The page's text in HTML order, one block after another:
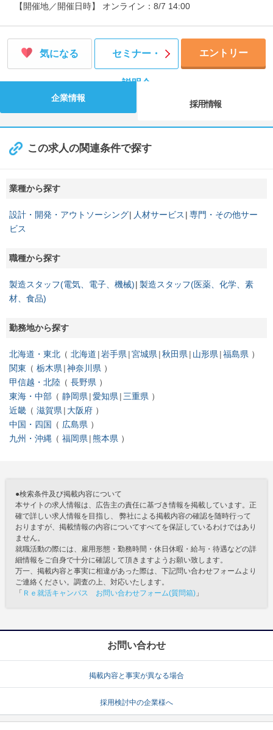
【開催地／開催日時】 オンライン：8/7 14:00
気になる セミナー・
説明会
エントリー
企業情報
採用情報
この求人の関連条件で探す
業種から探す
設計・開発・アウトソーシング 人材サービス
専門・その他サー
ビス
職種から探す
製造スタッフ(電気、電子、機械) 製造スタッフ(医薬、化学、素
材、食品)
勤務地から探す
北海道・東北 北海道 岩手県 宮城県 秋田県 山形県 福島県
関東
栃木県 神奈川県
甲信越・北陸
長野県
東海・中部
静岡県 愛知県
三重県
近畿
滋賀県
大阪府
中国・四国
広島県
九州・沖縄
福岡県 熊本県
●検索条件及び掲載内容について
本サイトの求人情報は、広告主の責任に基づき情報を掲載しています。正
確で詳しい求人情報を目指し、 弊社による掲載内容の確認を随時行って
おりますが、掲載情報の内容についてすべてを保証しているわけではあり
ません。
就職活動の際には、雇用形態・勤務時間・休日休暇・給与・待遇などの詳
細情報をご自身で十分に確認して頂きますようお願い致します。
万一、掲載内容と事実に相違があった際は、下記問い合わせフォームより
ご連絡ください。調査の上、対応いたします。
「 Ｒｅ就活キャンパス お問い合わせフォーム(質問箱) 」
お問い合わせ
掲載内容と事実が異なる場合
採用検討中の企業様へ